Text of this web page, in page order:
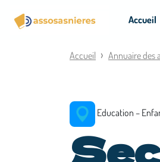
Accueil
Accueil Annuaire des
Education –